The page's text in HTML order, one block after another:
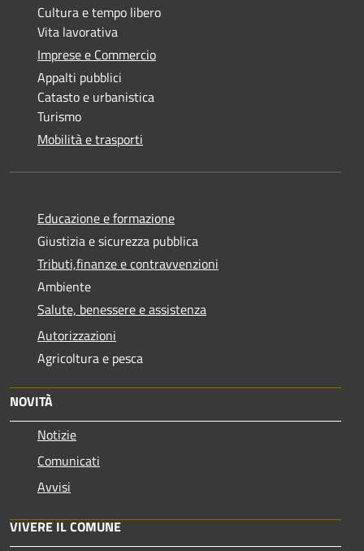
Cultura e tempo libero
Vita lavorativa
Imprese e Commercio
Appalti pubblici
Catasto e urbanistica
Turismo
Mobilità e trasporti
Educazione e formazione
Giustizia e sicurezza pubblica
Tributi,finanze e contravvenzioni
Ambiente
Salute, benessere e assistenza
Autorizzazioni
Agricoltura e pesca
NOVITÀ
Notizie
Comunicati
Avvisi
VIVERE IL COMUNE